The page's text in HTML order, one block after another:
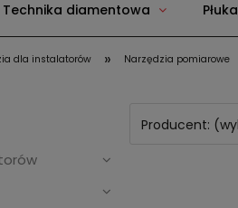
Technika diamentowa
dla instalatorów » Narzędzia pomiarowe
Producent: